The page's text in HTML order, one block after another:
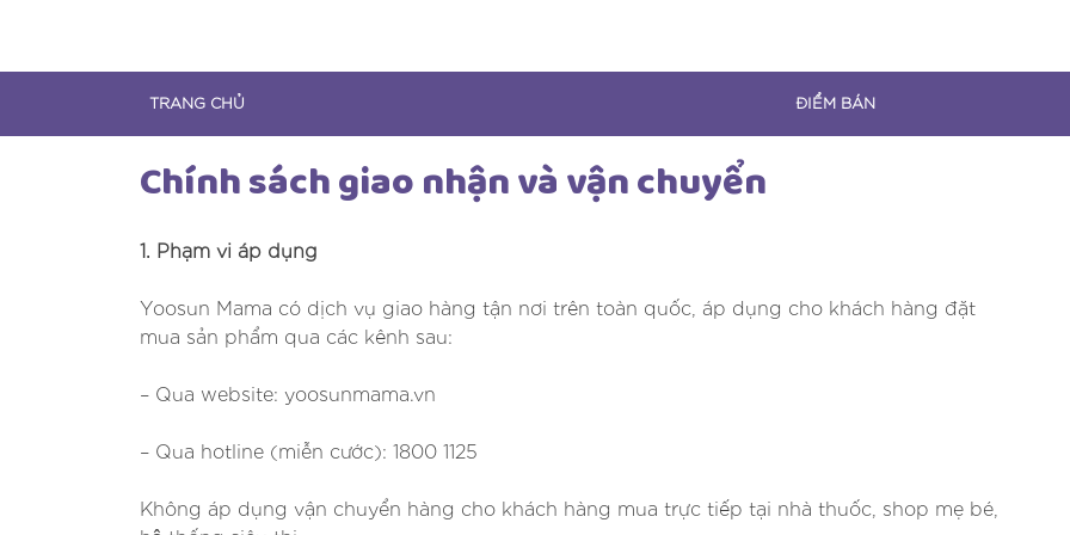
content
TRANG CHỦ ĐIỂM BÁN
Chính sách giao nhận và vận chuyển
1. Phạm vi áp dụng
Yoosun Mama có dịch vụ giao hàng tận nơi trên toàn quốc, áp dụng cho khách hàng đặt
mua sản phẩm qua các kênh sau:
– Qua website: yoosunmama.vn
– Qua hotline (miễn cước): 1800 1125
Không áp dụng vận chuyển hàng cho khách hàng mua trực tiếp tại nhà thuốc, shop mẹ bé,